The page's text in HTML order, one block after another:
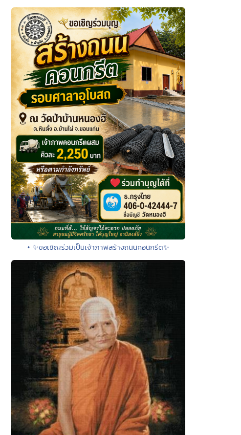
• ✨ขอเชิญร่วมเป็นเจ้าภาพสร้างถนนคอนกรีต✨